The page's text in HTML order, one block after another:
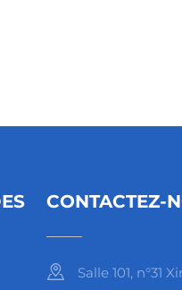
CONTACTEZ-
Salle 101, n°31